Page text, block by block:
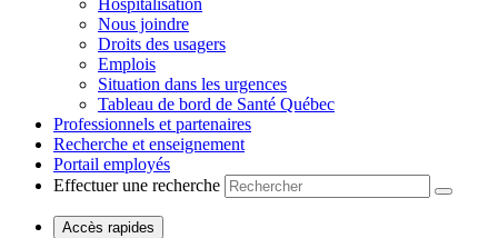
Hospitalisation
Nous joindre
Droits des usagers
Emplois
Situation dans les urgences
Tableau de bord de Santé Québec
Professionnels et partenaires
Recherche et enseignement
Portail employés
Effectuer une recherche
Accès rapides